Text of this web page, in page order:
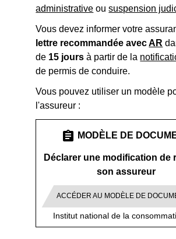
administrative oususpension
Vous devez informer votre
lettre recommandée avecAR
de 15 jours à partir de la
de permis de conduire.
Vous pouvez utiliser un modèle
l'assureur :
assignment MODÈLE DE
Déclarer une modification de
son assureur
ACCÉDER AU MODÈLE DE
Institut national de la